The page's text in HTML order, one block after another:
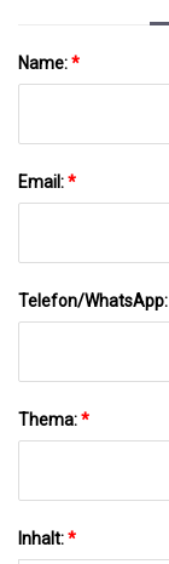
Name:*
Email:*
Telefon/WhatsApp:
Thema:*
Inhalt:*